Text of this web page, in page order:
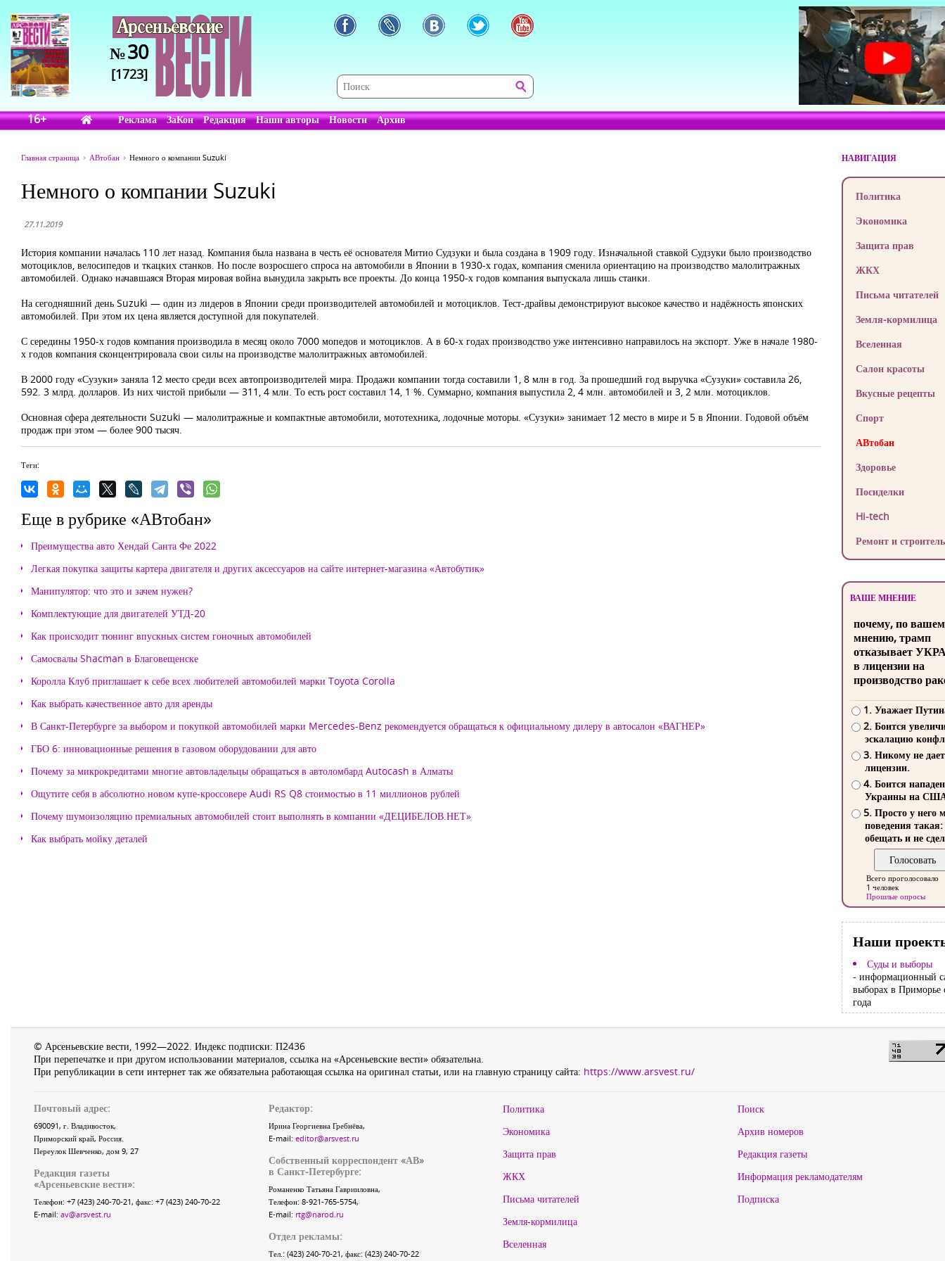
№30
[1723]
16+ Реклама ЗаКон Редакция Наши авторы Новости Архив
Главная страница АВтобан Немного о компании Suzuki
Немного о компании Suzuki
27.11.2019
История компании началась 110 лет назад. Компания была названа в честь её основателя Митио Судзуки и была создана в 1909 году. Изначальной ставкой Судзуки было производство
мотоциклов, велосипедов и ткацких станков. Но после возросшего спроса на автомобили в Японии в 1930-х годах, компания сменила ориентацию на производство малолитражных
автомобилей. Однако начавшаяся Вторая мировая война вынудила закрыть все проекты. До конца 1950-х годов компания выпускала лишь станки.
На сегодняшний день Suzuki — один из лидеров в Японии среди производителей автомобилей и мотоциклов. Тест-драйвы демонстрируют высокое качество и надёжность японских
автомобилей. При этом их цена является доступной для покупателей.
С середины 1950-х годов компания производила в месяц около 7000 мопедов и мотоциклов. А в 60-х годах производство уже интенсивно направилось на экспорт. Уже в начале 1980-
х годов компания сконцентрировала свои силы на производстве малолитражных автомобилей.
В 2000 году «Сузуки» заняла 12 место среди всех автопроизводителей мира. Продажи компании тогда составили 1, 8 млн в год. За прошедший год выручка «Сузуки» составила 26,
592. 3 млрд. долларов. Из них чистой прибыли — 311, 4 млн. То есть рост составил 14, 1 %. Суммарно, компания выпустила 2, 4 млн. автомобилей и 3, 2 млн. мотоциклов.
Основная сфера деятельности Suzuki — малолитражные и компактные автомобили, мототехника, лодочные моторы. «Сузуки» занимает 12 место в мире и 5 в Японии. Годовой объём
продаж при этом — более 900 тысяч.
Теги:
Еще в рубрике «АВтобан»
Преимущества авто Хендай Санта Фе 2022
Легкая покупка защиты картера двигателя и других аксессуаров на сайте интернет-магазина «Автобутик»
Манипулятор: что это и зачем нужен?
Комплектующие для двигателей УТД-20
Как происходит тюнинг впускных систем гоночных автомобилей
Самосвалы Shacman в Благовещенске
Королла Клуб приглашает к себе всех любителей автомобилей марки Toyota Corolla
Как выбрать качественное авто для аренды
В Санкт-Петербурге за выбором и покупкой автомобилей марки Mercedes-Benz рекомендуется обращаться к официальному дилеру в автосалон «ВАГНЕР»
ГБО 6: инновационные решения в газовом оборудовании для авто
Почему за микрокредитами многие автовладельцы обращаться в автоломбард Autocash в Алматы
Ощутите себя в абсолютно новом купе-кроссовере Audi RS Q8 стоимостью в 11 миллионов рублей
Почему шумоизоляцию премиальных автомобилей стоит выполнять в компании «ДЕЦИБЕЛОВ.НЕТ»
Как выбрать мойку деталей
НАВИГАЦИЯ
Политика
Экономика
Защита прав
ЖКХ
Письма читателей
Земля-кормилица
Вселенная
Салон красоты
Вкусные рецепты
Спорт
АВтобан
Здоровье
Посиделки
Hi-tech
Ремонт и
ВАШЕ МНЕНИЕ
почему, по
мнению, трамп
отказывает
в лицензии на
производство
1. Уважает
2. Боится
эскалацию
3. Никому не
лицензии.
4. Боится
Украины на
5. Просто у него
поведения такая:
обещать и не
Всего проголосовало
1 человек
Прошлые опросы
Наши
Суды и выборы
- информационный
выборах в Приморье
года
© Арсеньевские вести, 1992—2022. Индекс подписки: П2436
При перепечатке и при другом использовании материалов, ссылка на «Арсеньевские вести» обязательна.
При републикации в сети интернет так же обязательна работающая ссылка на оригинал статьи, или на главную страницу сайта: https://www.arsvest.ru/
Почтовый адрес:
690091, г. Владивосток,
Приморский край, Россия.
Переулок Шевченко, дом 9, 27
Редакция газеты
«Арсеньевские вести»:
Телефон: +7 (423) 240-70-21, факс: +7 (423) 240-70-22
E-mail: av@arsvest.ru
Редактор:
Ирина Георгиевна Гребнёва,
E-mail: editor@arsvest.ru
Собственный корреспондент «АВ»
в Санкт-Петербурге:
Романенко Татьяна Гаврииловна,
Телефон: 8-921-765-5754,
E-mail: rtg@narod.ru
Отдел рекламы:
Тел.: (423) 240-70-21, факс: (423) 240-70-22
Политика
Экономика
Защита прав
ЖКХ
Письма читателей
Земля-кормилица
Вселенная
Поиск
Архив номеров
Редакция газеты
Информация рекламодателям
Подписка